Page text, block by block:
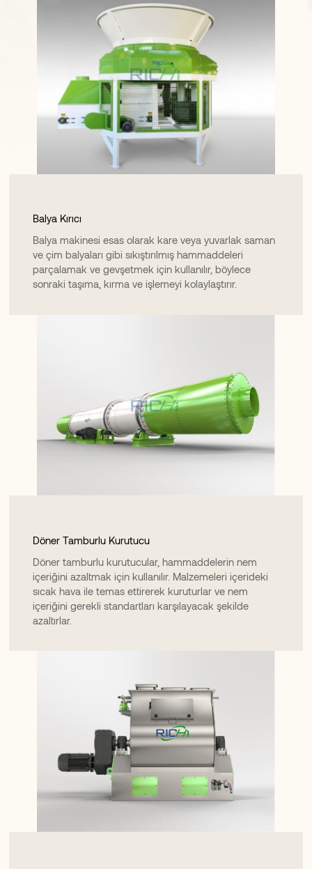
Balya Kırıcı
Balya makinesi esas olarak kare veya yuvarlak saman
ve çim balyaları gibi sıkıştırılmış hammaddeleri
parçalamak ve gevşetmek için kullanılır, böylece
sonraki taşıma, kırma ve işlemeyi kolaylaştırır.
Döner Tamburlu Kurutucu
Döner tamburlu kurutucular, hammaddelerin nem
içeriğini azaltmak için kullanılır. Malzemeleri içerideki
sıcak hava ile temas ettirerek kuruturlar ve nem
içeriğini gerekli standartları karşılayacak şekilde
azaltırlar.